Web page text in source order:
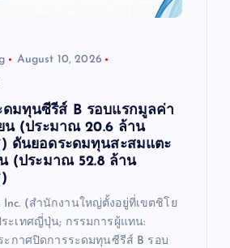
August 10, 2026
ดมทุนซีรีส์ B รอบแรกมูลค่า
น (ประมาณ 20.6 ล้าน
ดันยอดระดมทุนสะสมแตะ
(ประมาณ 52.8 ล้าน
Inc. (สำนักงานใหญ่ตั้งอยู่ที่เขตชิโย
ระเทศญี่ปุ่น; กรรมการผู้แทน:
ะกาศปิดการระดมทุนซีรีส์ B รอบ